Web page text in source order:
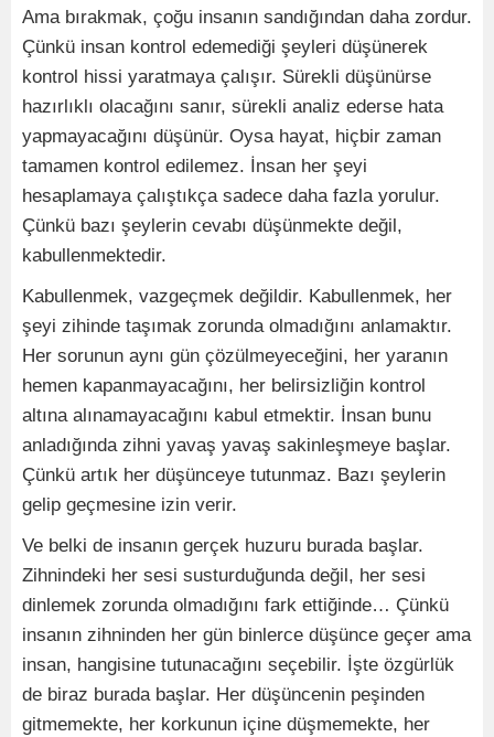
Ama bırakmak, çoğu insanın sandığından daha zordur.
Çünkü insan kontrol edemediği şeyleri düşünerek
kontrol hissi yaratmaya çalışır. Sürekli düşünürse
hazırlıklı olacağını sanır, sürekli analiz ederse hata
yapmayacağını düşünür. Oysa hayat, hiçbir zaman
tamamen kontrol edilemez. İnsan her şeyi
hesaplamaya çalıştıkça sadece daha fazla yorulur.
Çünkü bazı şeylerin cevabı düşünmekte değil,
kabullenmektedir.
Kabullenmek, vazgeçmek değildir. Kabullenmek, her
şeyi zihinde taşımak zorunda olmadığını anlamaktır.
Her sorunun aynı gün çözülmeyeceğini, her yaranın
hemen kapanmayacağını, her belirsizliğin kontrol
altına alınamayacağını kabul etmektir. İnsan bunu
anladığında zihni yavaş yavaş sakinleşmeye başlar.
Çünkü artık her düşünceye tutunmaz. Bazı şeylerin
gelip geçmesine izin verir.
Ve belki de insanın gerçek huzuru burada başlar.
Zihnindeki her sesi susturduğunda değil, her sesi
dinlemek zorunda olmadığını fark ettiğinde… Çünkü
insanın zihninden her gün binlerce düşünce geçer ama
insan, hangisine tutunacağını seçebilir. İşte özgürlük
de biraz burada başlar. Her düşüncenin peşinden
gitmemekte, her korkunun içine düşmemekte, her